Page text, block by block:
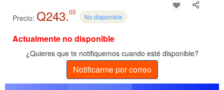
Precio: Q243.00
No disponible
Actualmente no disponible
¿Quieres que te notifiquemos cuando esté disponible?
Notificarme por correo